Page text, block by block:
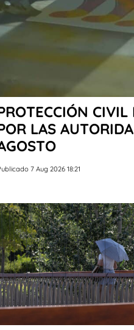
LAS
7 Aug 2026 18:21